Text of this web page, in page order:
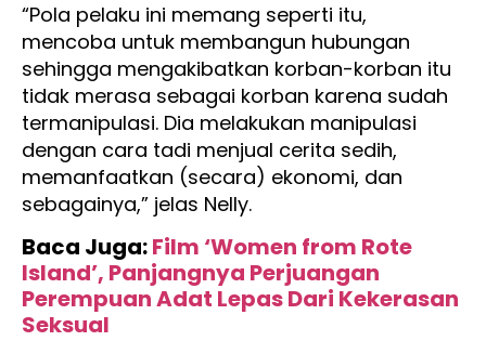
“Pola pelaku ini memang seperti itu,
mencoba untuk membangun hubungan
sehingga mengakibatkan korban-korban itu
tidak merasa sebagai korban karena sudah
termanipulasi. Dia melakukan manipulasi
dengan cara tadi menjual cerita sedih,
memanfaatkan (secara) ekonomi, dan
sebagainya,” jelas Nelly.
Baca Juga:Film ‘Women from Rote
Island’, Panjangnya Perjuangan
Perempuan Adat Lepas Dari Kekerasan
Seksual